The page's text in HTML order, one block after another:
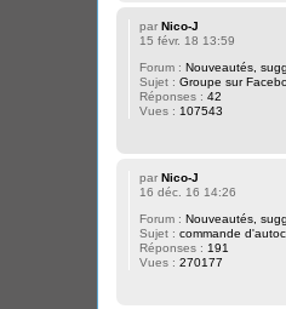
par Nico-J
15 févr. 18 13:59
Forum : Nouveautés,
Sujet : Groupe sur
Réponses : 42
Vues : 107543
par Nico-J
16 déc. 16 14:26
Forum : Nouveautés,
Sujet : commande
Réponses : 191
Vues : 270177